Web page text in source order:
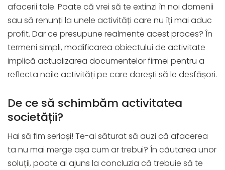
afacerii tale. Poate că vrei să te extinzi în noi domenii
sau să renunți la unele activități care nu îți mai aduc
profit. Dar ce presupune realmente acest proces? În
termeni simpli, modificarea obiectului de activitate
implică actualizarea documentelor firmei pentru a
reflecta noile activități pe care dorești să le desfășori.
De ce să schimbăm activitatea
societății?
Hai să fim serioși! Te-ai săturat să auzi că afacerea
ta nu mai merge așa cum ar trebui? În căutarea unor
soluții, poate ai ajuns la concluzia că trebuie să te